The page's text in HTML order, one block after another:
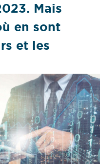
Mais
en sont
et les